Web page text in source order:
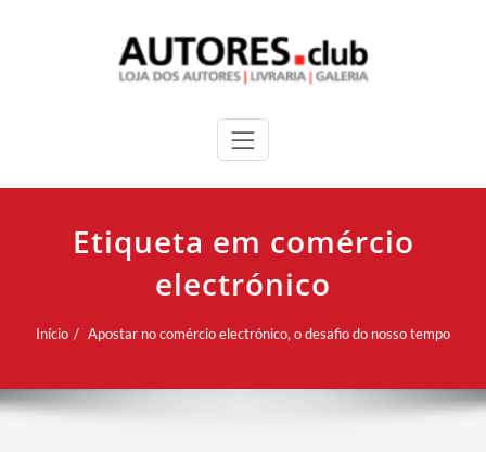
Etiqueta em comércio
electrónico
Início Apostar no comércio electrónico, o desafio do nosso tempo